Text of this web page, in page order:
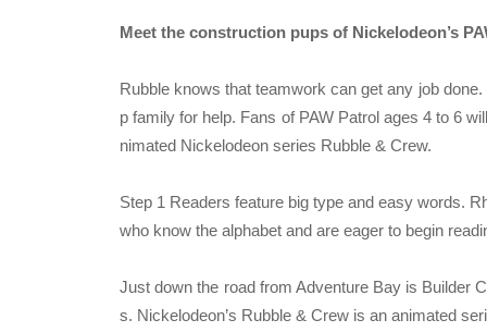
Meet the construction pups of Nickelodeon’s
Rubble knows that teamwork can get any job
p family for help. Fans of PAW Patrol ages 4 to 6
nimated Nickelodeon series Rubble & Crew.
Step 1 Readers feature big type and easy words.
who know the alphabet and are eager to begin
Just down the road from Adventure Bay is Builder
s. Nickelodeon’s Rubble & Crew is an animated